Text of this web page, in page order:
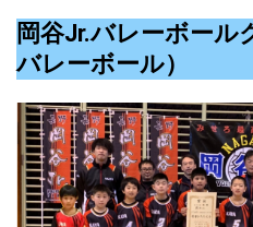
岡谷Jr.バレーボール
バレーボール）